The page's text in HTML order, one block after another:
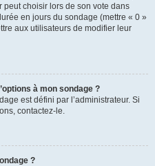
peut choisir lors de son vote dans
en jours du sondage (mettre « 0 »
aux utilisateurs de modifier leur
à mon sondage ?
est défini par l’administrateur. Si
contactez-le.
?